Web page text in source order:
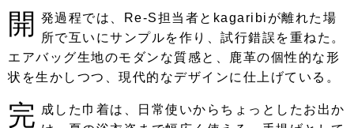
開
発過程では、Re-S担当者とkagaribiが離れた場
所で互いにサンプルを作り、試行錯誤を重ねた。
エアバッグ生地のモダンな質感と、鹿革の個性的な形
状を生かしつつ、現代的なデザインに仕上げている。
完 成した巾着は、日常使いからちょっとしたお出か